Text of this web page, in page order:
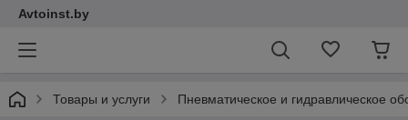
Avtoinst.by
Товары и услуги Пневматическое и гидравлическое